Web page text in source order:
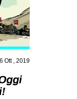
Ott , 2019